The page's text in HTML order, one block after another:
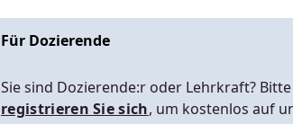
Für Dozierende
Sie sind Dozierende:r oder Lehrkraft? Bitte
registrieren Sie sich, um kostenlos auf